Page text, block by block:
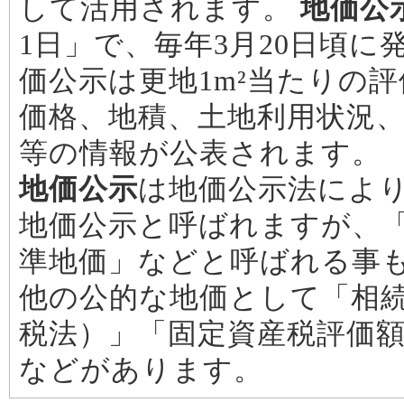
して活用されます。地価公
1日」で、毎年3月20日頃に
価公示は更地1m²当たりの
価格、地積、土地利用状況
等の情報が公表されます。
地価公示は地価公示法によ
地価公示と呼ばれますが、
準地価」などと呼ばれる事
他の公的な地価として「相
税法）」「固定資産税評価
などがあります。